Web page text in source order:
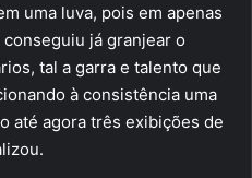
uma luva, pois em apenas
já granjear o
tal a garra e talento que
à consistência uma
até agora três exibições de